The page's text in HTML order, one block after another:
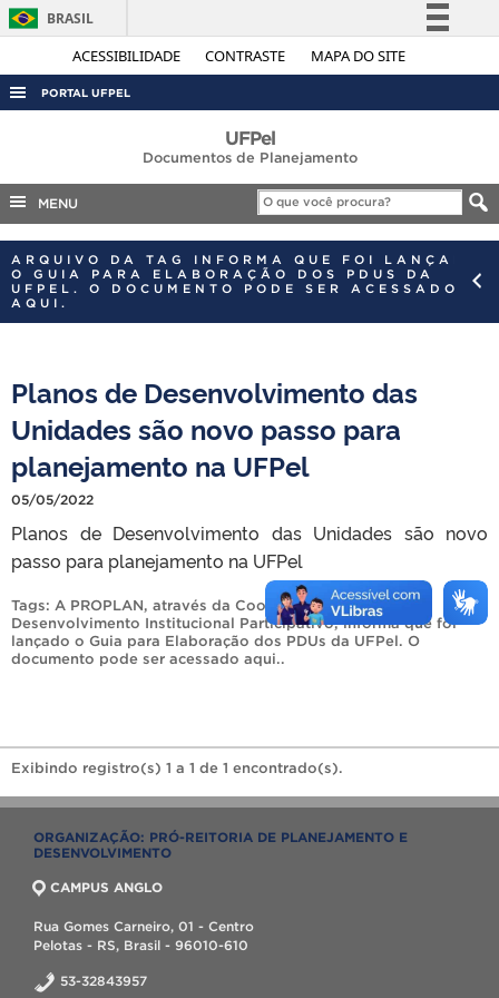
ACESSIBILIDADE CONTRASTE MAPA DO SITE
BRASIL
Simplifique!
Acesso à informação
Legislação
Canais
PORTAL UFPEL
COBALTO
CONCURSOS
EDITAIS
PORTARIAS
TELEFONES
UFPel
Documentos de Planejamento
MENU
ARQUIVO DA TAG INFORMA QUE FOI LANÇADO
O GUIA PARA ELABORAÇÃO DOS PDUS DA
UFPEL. O DOCUMENTO PODE SER ACESSADO
AQUI.
Planos de Desenvolvimento das
Unidades são novo passo para
planejamento na UFPel
05/05/2022
Planos de Desenvolvimento das Unidades são novo
passo para planejamento na UFPel
Tags: A PROPLAN, através da Coordenação para o
Desenvolvimento Institucional Participativo,informa que foi
lançado o Guia para Elaboração dos PDUs da UFPel. O
documento pode ser acessado aqui..
Exibindo registro(s) 1 a 1 de 1 encontrado(s).
ORGANIZAÇÃO: PRÓ-REITORIA DE PLANEJAMENTO E
DESENVOLVIMENTO
CAMPUS ANGLO
Rua Gomes Carneiro, 01 - Centro
Pelotas - RS, Brasil - 96010-610
53-32843957